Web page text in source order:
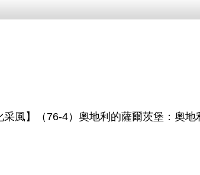
采風】（76-4）奧地利的薩爾茨堡：奧